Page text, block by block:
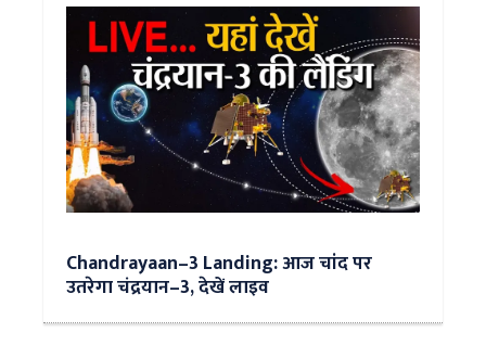
Chandrayaan–3 Landing: आज चांद पर
उतरेगा चंद्रयान–3, देखें लाइव